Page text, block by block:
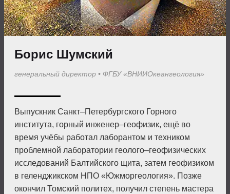
Борис Шумский
генеральный директор • ФГБУ «ВНИИОкеангеология»
Выпускник Санкт–Петербургского Горного
института, горный инженер–геофизик, ещё во
время учёбы работал лаборантом и техником
проблемной лаборатории геолого–геофизических
исследований Балтийского щита, затем геофизиком
в геленджикском НПО «Южморгеология». Позже
окончил Томский политех, получил степень мастера